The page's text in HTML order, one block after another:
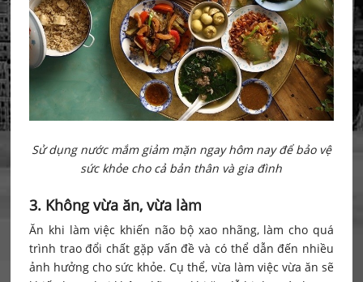
Sử dụng nước mắm giảm mặn ngay hôm nay để bảo vệ
sức khỏe cho cả bản thân và gia đình
3. Không vừa ăn, vừa làm
Ăn khi làm việc khiến não bộ xao nhãng, làm cho quá
trình trao đổi chất gặp vấn đề và có thể dẫn đến nhiều
ảnh hưởng cho sức khỏe. Cụ thể, vừa làm việc vừa ăn sẽ